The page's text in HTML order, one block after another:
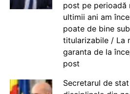
post pe perioadă
ultimii ani am
poate de bine
titularizabile / La
garanta de la
post
Secretarul de